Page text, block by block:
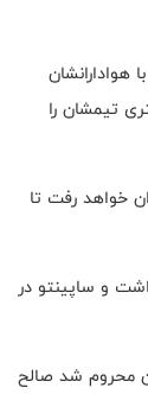
هوادارانشان
تیمشان را
خواهد رفت تا
و ساپینتو در
محروم شد صالح